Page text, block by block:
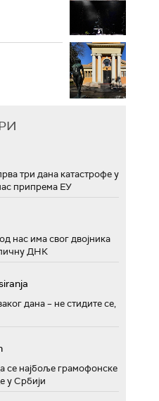
три дана катастрофе у
припрема ЕУ
нас има свог двојника
ДНК
дана – не стидите се,
се најбоље грамофонске
у Србији